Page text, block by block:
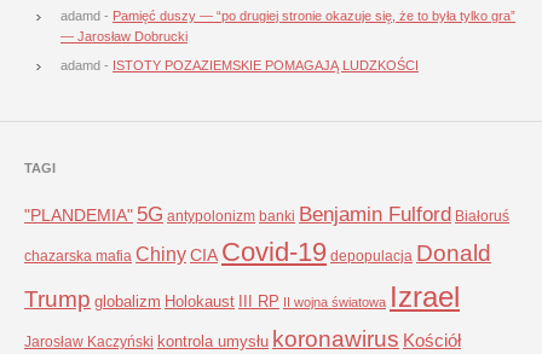
adamd - Pamięć duszy — “po drugiej stronie okazuje się, że to była tylko gra”
— Jarosław Dobrucki
adamd - ISTOTY POZAZIEMSKIE POMAGAJĄ LUDZKOŚCI
TAGI
"PLANDEMIA" 5G antypolonizm banki Benjamin Fulford Białoruś
chazarska mafia ChinyCIA Covid-19 depopulacja Donald
Trump globalizm Holokaust III RP II wojna światowa Izrael
Jarosław Kaczyński kontrola umysłu koronawirus Kościół